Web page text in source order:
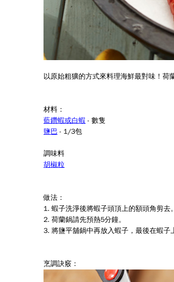
以原始粗獷的方式來料理海鮮最對味！荷
材料：
藍鑽蝦或白蝦 - 數隻
鹽巴 - 1/3包
調味料
胡椒粒
做法：
1. 蝦子洗淨後將蝦子頭頂上的額頭角剪去。
2. 荷蘭鍋請先預熱5分鐘。
3. 將鹽平舖鍋中再放入蝦子，最後在蝦子
烹調訣竅：